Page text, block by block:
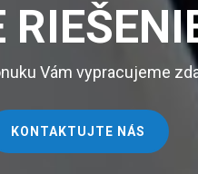
Vám vypracujeme
KONTAKTUJTE NÁS